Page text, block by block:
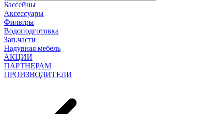
Бассейны
Аксессуары
Фильтры
Водоподготовка
Зап.части
Надувная мебель
АКЦИИ
ПАРТНЕРАМ
ПРОИЗВОДИТЕЛИ